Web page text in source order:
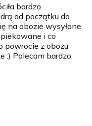
bardzo
od początku do
na obozie wysyłane
i co
powrocie z obozu
:) Polecam bardzo.